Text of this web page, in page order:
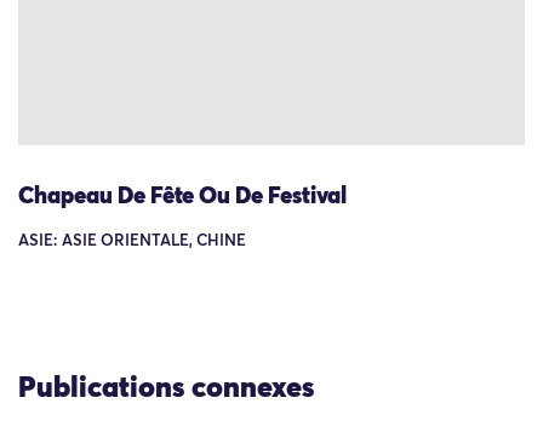
Chapeau De Fête Ou De Festival
ASIE: ASIE ORIENTALE, CHINE
Publications connexes